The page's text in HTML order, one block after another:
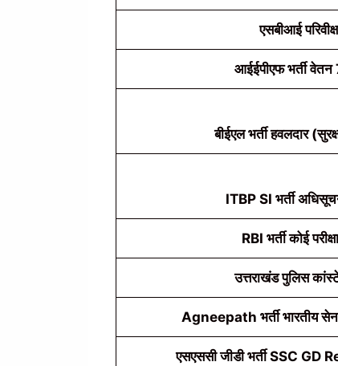
एसबीआई
आईईपीएफ भर्ती
बीईएल भर्ती हवलदार
ITBP SI भर्ती
RBI भर्ती कोई
उत्तराखंड पुलिस
Agneepath भर्ती भारतीय सेना
एसएससी जीडी भर्ती SSC